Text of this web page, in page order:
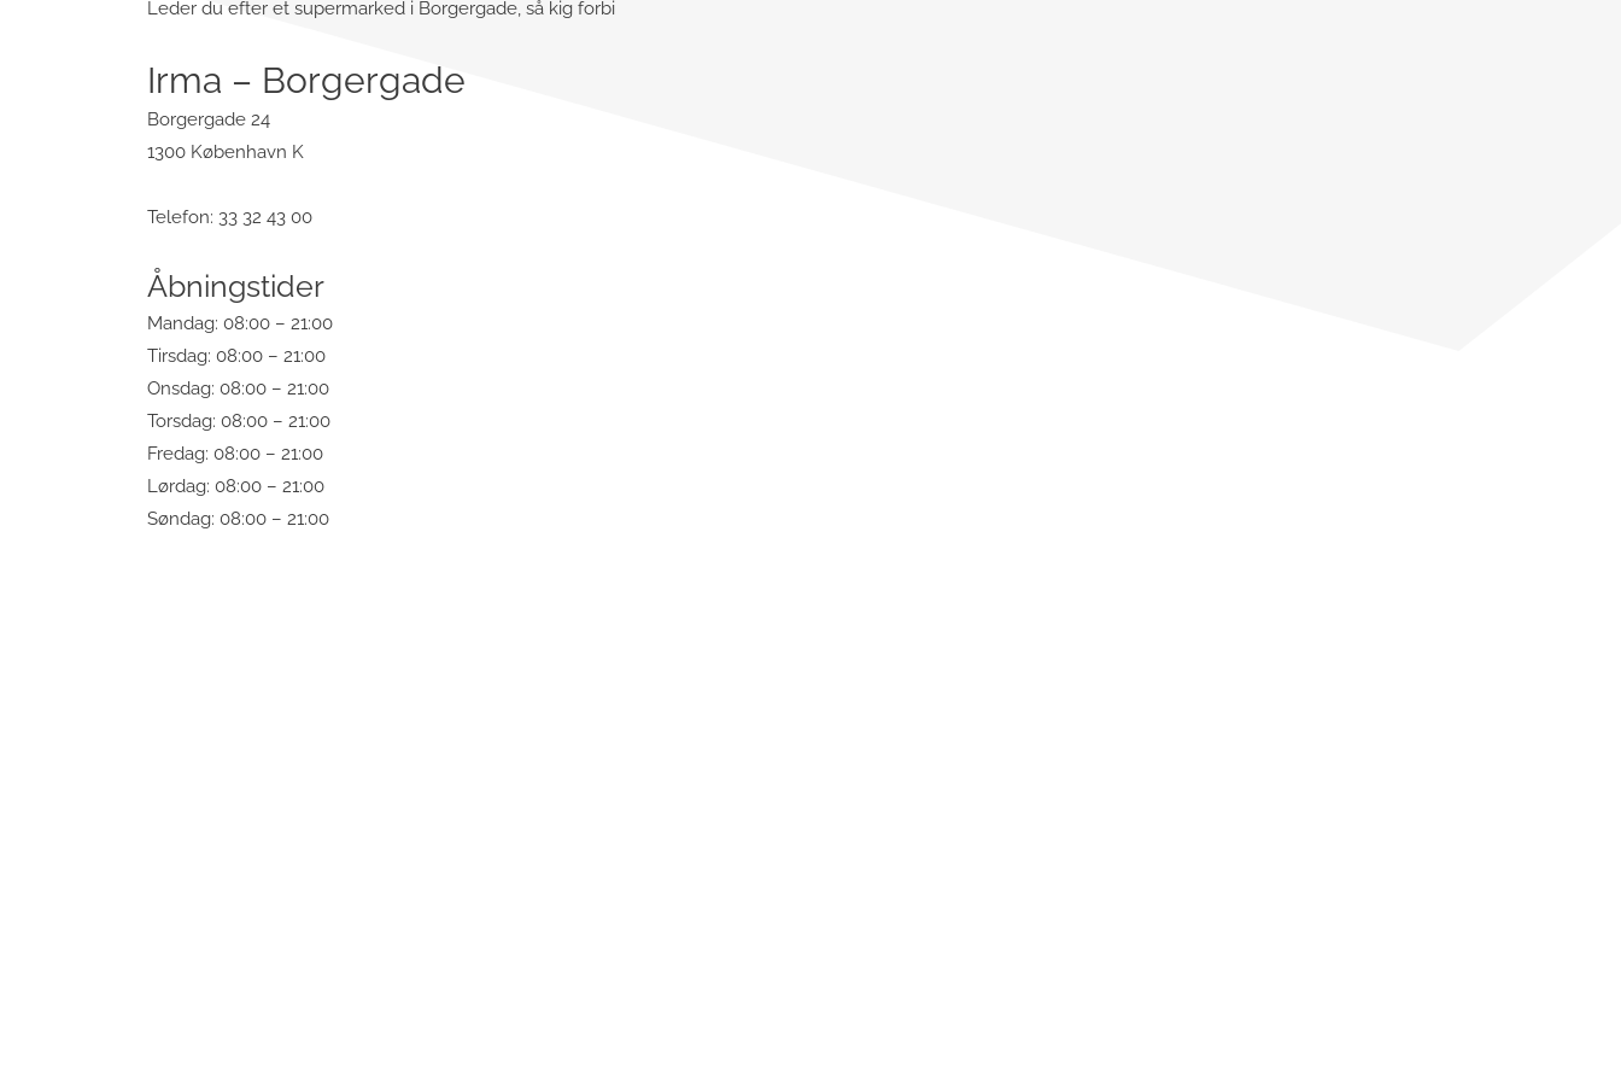
Leder du efter et supermarked i Borgergade, så kig forbi
Irma – Borgergade
Borgergade 24
1300 København K
Telefon: 33 32 43 00
Åbningstider
Mandag: 08:00 – 21:00
Tirsdag: 08:00 – 21:00
Onsdag: 08:00 – 21:00
Torsdag: 08:00 – 21:00
Fredag: 08:00 – 21:00
Lørdag: 08:00 – 21:00
Søndag: 08:00 – 21:00